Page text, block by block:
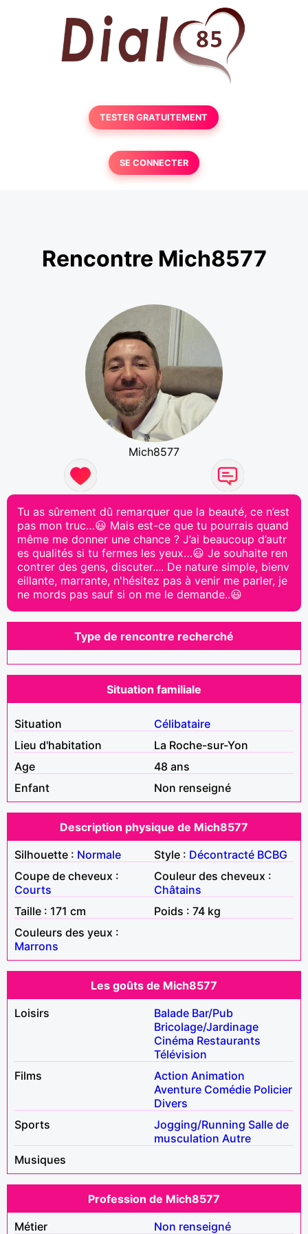
TESTER GRATUITEMENT
SE CONNECTER
Rencontre Mich8577
Mich8577
Tu as sûrement dû remarquer que la beauté, ce n’est
pas mon truc…😃 Mais est-ce que tu pourrais quand
même me donner une chance ? J’ai beaucoup d’autr
es qualités si tu fermes les yeux…😃 Je souhaite ren
contrer des gens, discuter.... De nature simple, bienv
eillante, marrante, n'hésitez pas à venir me parler, je
ne mords pas sauf si on me le demande..😃
Type de rencontre recherché
Situation familiale
Situation
Célibataire
Lieu d'habitation
La Roche-sur-Yon
Age
48 ans
Enfant
Non renseigné
Description physique de Mich8577
Silhouette : Normale Style : Décontracté BCBG
Coupe de cheveux :
Courts
Couleur des cheveux :
Châtains
Taille : 171 cm
Poids : 74 kg
Couleurs des yeux :
Marrons
Les goûts de Mich8577
Loisirs
Balade Bar/Pub
Bricolage/Jardinage
Cinéma Restaurants
Télévision
Films
Action Animation
Aventure Comédie Policier
Divers
Sports
Jogging/Running Salle de
musculation Autre
Musiques
Profession de Mich8577
Métier
Non renseigné